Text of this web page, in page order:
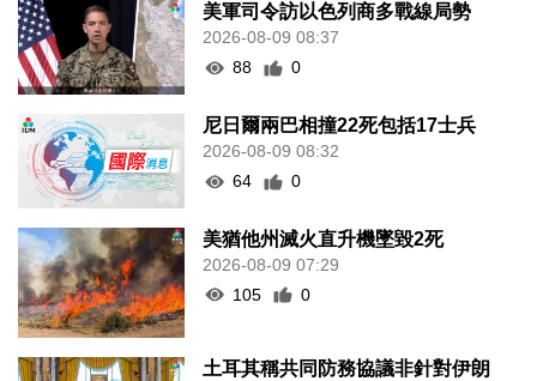
美軍司令訪以色列商多戰線局勢
2026-08-09 08:37
88
0
尼日爾兩巴相撞22死包括17士兵
2026-08-09 08:32
64
0
美猶他州滅火直升機墜毀2死
2026-08-09 07:29
105
0
土耳其稱共同防務協議非針對伊朗